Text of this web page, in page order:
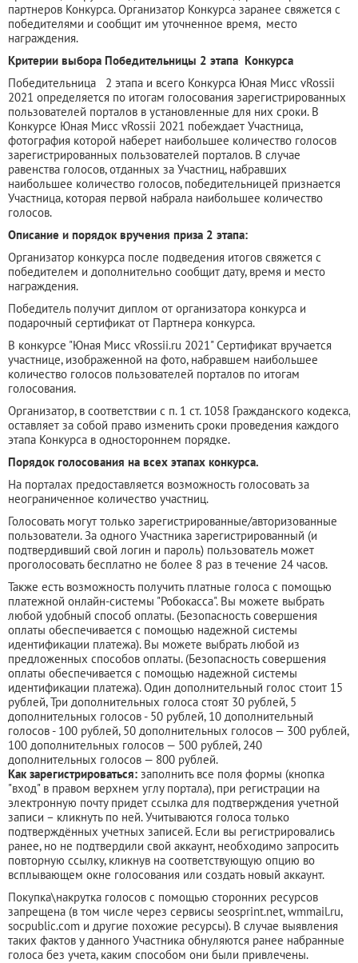
партнеров Конкурса. Организатор Конкурса заранее свяжется с
победителями и сообщит им уточненное время, место
награждения.
Критерии выбора Победительницы 2 этапа Конкурса
Победительница 2 этапа и всего Конкурса Юная Мисс vRossii
2021 определяется по итогам голосования зарегистрированных
пользователей порталов в установленные для них сроки. В
Конкурсе Юная Мисс vRossii 2021 побеждает Участница,
фотография которой наберет наибольшее количество голосов
зарегистрированных пользователей порталов. В случае
равенства голосов, отданных за Участниц, набравших
наибольшее количество голосов, победительницей признается
Участница, которая первой набрала наибольшее количество
голосов.
Описание и порядок вручения приза 2 этапа:
Организатор конкурса после подведения итогов свяжется с
победителем и дополнительно сообщит дату, время и место
награждения.
Победитель получит диплом от организатора конкурса и
подарочный сертификат от Партнера конкурса.
В конкурсе "Юная Мисс vRossii.ru 2021" Сертификат вручается
участнице, изображенной на фото, набравшем наибольшее
количество голосов пользователей порталов по итогам
голосования.
Организатор, в соответствии с п. 1 ст. 1058 Гражданского кодекса,
оставляет за собой право изменить сроки проведения каждого
этапа Конкурса в одностороннем порядке.
Порядок голосования на всех этапах конкурса.
На порталах предоставляется возможность голосовать за
неограниченное количество участниц.
Голосовать могут только зарегистрированные/авторизованные
пользователи. За одного Участника зарегистрированный (и
подтвердивший свой логин и пароль) пользователь может
проголосовать бесплатно не более 8 раз в течение 24 часов.
Также есть возможность получить платные голоса с помощью
платежной онлайн-системы "Робокасса". Вы можете выбрать
любой удобный способ оплаты. (Безопасность совершения
оплаты обеспечивается с помощью надежной системы
идентификации платежа). Вы можете выбрать любой из
предложенных способов оплаты. (Безопасность совершения
оплаты обеспечивается с помощью надежной системы
идентификации платежа). Один дополнительный голос стоит 15
рублей, Три дополнительных голоса стоят 30 рублей, 5
дополнительных голосов - 50 рублей, 10 дополнительный
голосов - 100 рублей, 50 дополнительных голосов — 300 рублей,
100 дополнительных голосов — 500 рублей, 240
дополнительных голосов — 800 рублей.
Как зарегистрироваться: заполнить все поля формы (кнопка
"вход" в правом верхнем углу портала), при регистрации на
электронную почту придет ссылка для подтверждения учетной
записи – кликнуть по ней. Учитываются голоса только
подтверждённых учетных записей. Если вы регистрировались
ранее, но не подтвердили свой аккаунт, необходимо запросить
повторную ссылку, кликнув на соответствующую опцию во
всплывающем окне голосования или создать новый аккаунт.
Покупка\накрутка голосов с помощью сторонних ресурсов
запрещена (в том числе через сервисы seosprint.net, wmmail.ru,
socpublic.com и другие похожие ресурсы). В случае выявления
таких фактов у данного Участника обнуляются ранее набранные
голоса без учета, каким способом они были привлечены.